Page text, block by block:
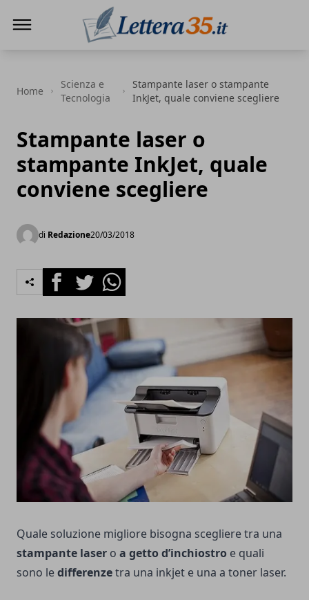
Home
Scienza e
Tecnologia
Stampante laser o stampante
InkJet, quale conviene scegliere
Stampante laser o
stampante InkJet, quale
conviene scegliere
di Redazione20/03/2018
FacebookTwitterWhatsapp
Quale soluzione migliore bisogna scegliere tra una
stampante laser o a getto d’inchiostro e quali
sono ledifferenzetra una inkjet e una a toner laser.